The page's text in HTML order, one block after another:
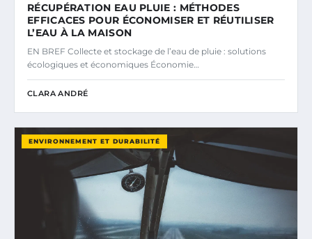
RÉCUPÉRATION EAU PLUIE : MÉTHODES
EFFICACES POUR ÉCONOMISER ET RÉUTILISER
L’EAU À LA MAISON
EN BREF Collecte et stockage de l’eau de pluie : solutions
écologiques et économiques Économie…
CLARA ANDRÉ
ENVIRONNEMENT ET DURABILITÉ